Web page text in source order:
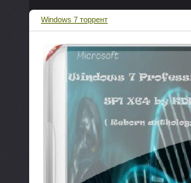
Windows 7 торрент